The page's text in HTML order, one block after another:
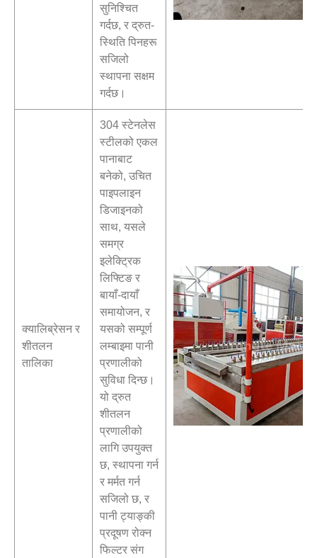
सुनिश्चित
गर्दछ, र द्रुत-
स्थिति पिनहरू
सजिलो
स्थापना सक्षम
गर्दछ।
क्यालिब्रेसन र
शीतलन
तालिका
304 स्टेनलेस
स्टीलको एकल
पानाबाट
बनेको, उचित
पाइपलाइन
डिजाइनको
साथ, यसले
समग्र
इलेक्ट्रिक
लिफ्टिङ र
बायाँ-दायाँ
समायोजन, र
यसको सम्पूर्ण
लम्बाइमा पानी
प्रणालीको
सुविधा दिन्छ।
यो द्रुत
शीतलन
प्रणालीको
लागि उपयुक्त
छ, स्थापना गर्न
र मर्मत गर्न
सजिलो छ, र
पानी ट्याङ्की
प्रदूषण रोक्न
फिल्टर संग